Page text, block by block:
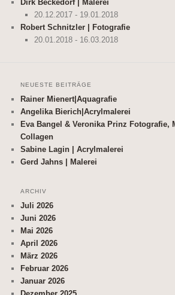
Dirk Beckedorf | Malerei
20.12.2017 - 19.01.2018
Robert Schnitzler | Fotografie
20.01.2018 - 16.03.2018
NEUESTE BEITRÄGE
Rainer Mienert|Aquagrafie
Angelika Bierich|Acrylmalerei
Eva Bangel & Veronika Prinz Fotografie,
Collagen
Sabine Lagin | Acrylmalerei
Gerd Jahns | Malerei
ARCHIV
Juli 2026
Juni 2026
Mai 2026
April 2026
März 2026
Februar 2026
Januar 2026